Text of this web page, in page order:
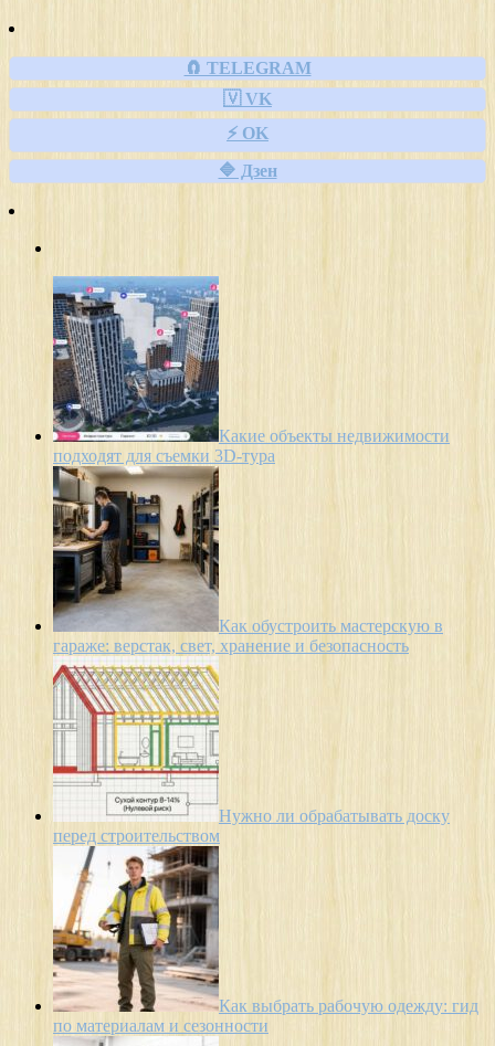
🧲 TELEGRAM
🇻 VK
⚡ OK
🔷 Дзен
Какие объекты недвижимости
подходят для съемки 3D-тура
Как обустроить мастерскую в
гараже: верстак, свет, хранение и безопасность
Нужно ли обрабатывать доску
перед строительством
Как выбрать рабочую одежду: гид
по материалам и сезонности